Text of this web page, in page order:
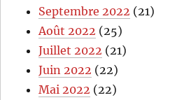
Septembre 2022 (21)
Août 2022 (25)
Juillet 2022 (21)
Juin 2022 (22)
Mai 2022 (22)